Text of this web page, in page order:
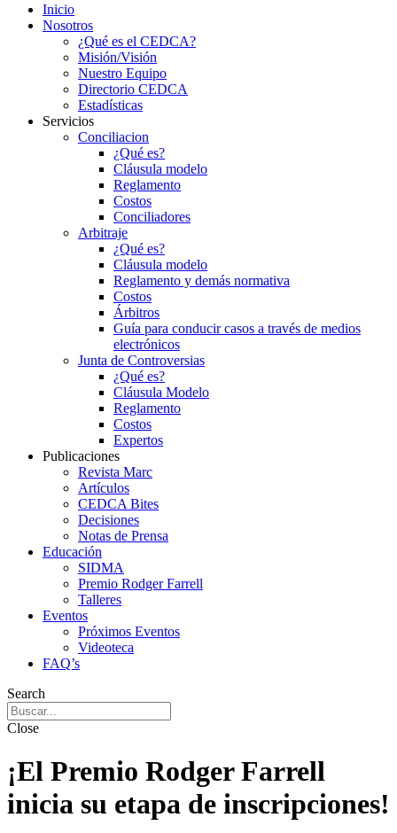
Inicio
Nosotros
¿Qué es el CEDCA?
Misión/Visión
Nuestro Equipo
Directorio CEDCA
Estadísticas
Servicios
Conciliacion
¿Qué es?
Cláusula modelo
Reglamento
Costos
Conciliadores
Arbitraje
¿Qué es?
Cláusula modelo
Reglamento y demás normativa
Costos
Árbitros
Guía para conducir casos a través de medios
electrónicos
Junta de Controversias
¿Qué es?
Cláusula Modelo
Reglamento
Costos
Expertos
Publicaciones
Revista Marc
Artículos
CEDCA Bites
Decisiones
Notas de Prensa
Educación
SIDMA
Premio Rodger Farrell
Talleres
Eventos
Próximos Eventos
Videoteca
FAQ’s
Search
Close
¡El Premio Rodger Farrell
inicia su etapa de inscripciones!